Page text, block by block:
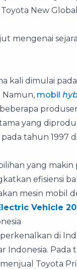
New
mengenai
kali dimulai
Namun, mobil
yang
tahun 1997
yang
efisiensi
mesin mobil
Vehicle
di
Indonesia.
Toyota